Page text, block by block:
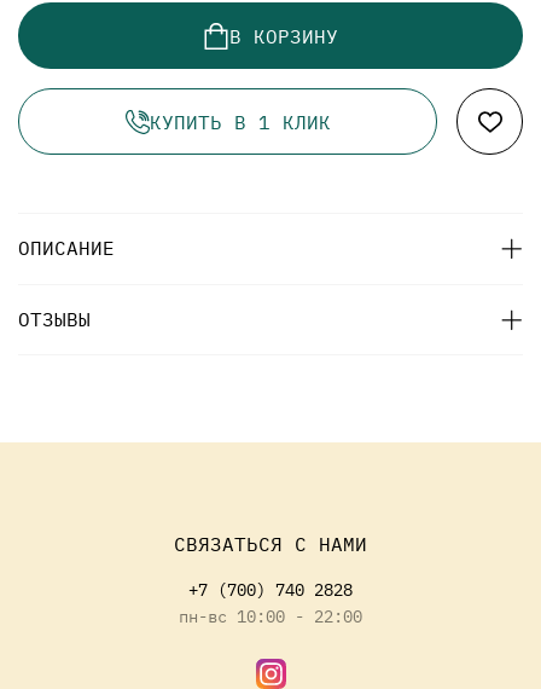
В КОРЗИНУ
КУПИТЬ В 1 КЛИК
ОПИСАНИЕ
ОТЗЫВЫ
СВЯЗАТЬСЯ С НАМИ
+7 (700) 740 2828
пн-вс 10:00 - 22:00